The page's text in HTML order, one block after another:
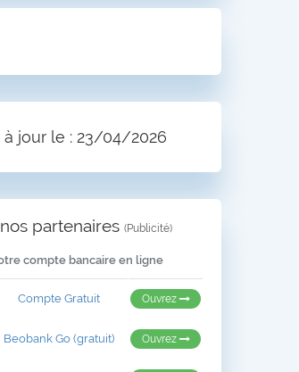
à jour le : 23/04/2026
partenaires (Publicité)
compte bancaire en ligne
Compte Gratuit Ouvrez
Beobank Go (gratuit) Ouvrez